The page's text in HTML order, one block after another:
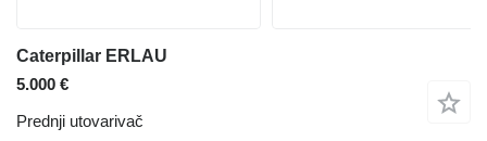
Caterpillar ERLAU
5.000 €
Prednji utovarivač